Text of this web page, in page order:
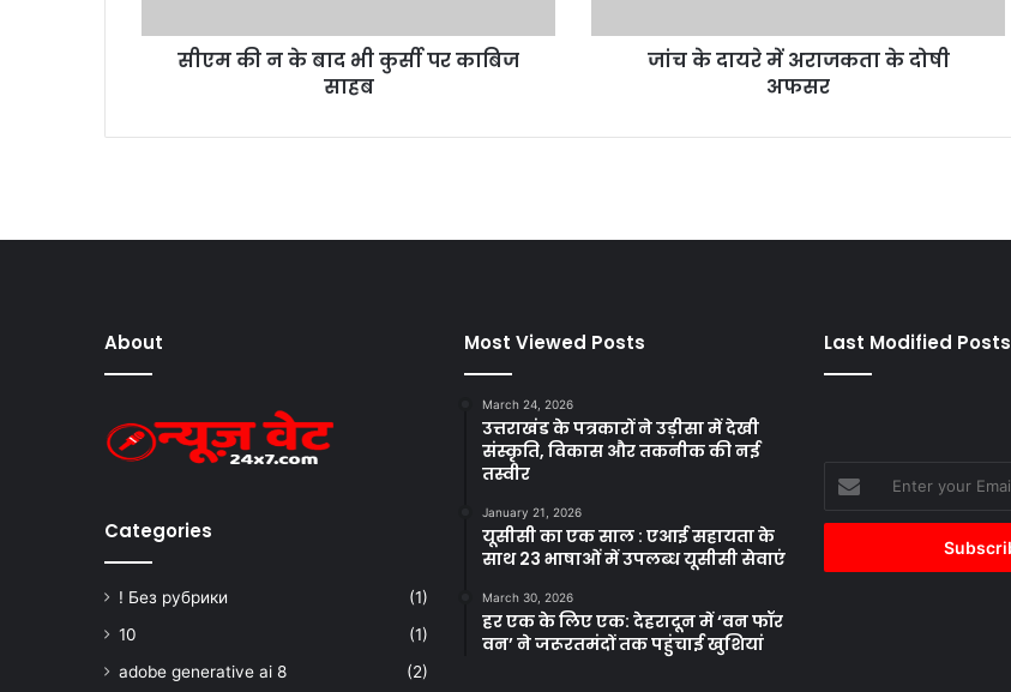
भी
र
सीएम की न के बाद भी कुर्सी पर काबिज
साहब
रा
के
जांच के दायरे में अराजकता के दोषी
अफसर
About
Categories
! Без рубрики
(1)
10
(1)
adobe generative ai 8
(2)
Most Viewed Posts
March 24, 2026
उत्तराखंड के पत्रकारों ने उड़ीसा में देखी
संस्कृति, विकास और तकनीक की नई
तस्वीर
January 21, 2026
यूसीसी का एक साल : एआई सहायता के
साथ 23 भाषाओं में उपलब्ध यूसीसी सेवाएं
March 30, 2026
हर एक के लिए एक: देहरादून में ‘वन फॉर
वन’ ने जरूरतमंदों तक पहुंचाई खुशियां
Last Modified Posts
your
Email